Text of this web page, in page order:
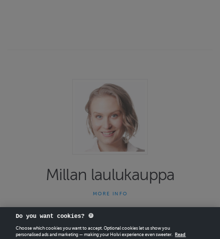
Millan laulukauppa
Välikatu 2, sisäänkäynti Kirjatyöntekijänkadun puolelta.
Verkkokaupassa myytävät laulutuntiajat ovat sitovia. Jos joudut
perumaan ostamasi laulutunnin, voit ostaa verkkokaupasta
MORE INFO
Do you want cookies? 🍪
Choose which cookies you want to accept. Optional cookies let us show you
personalised ads and marketing — making your Holvi experience even sweeter.
Read